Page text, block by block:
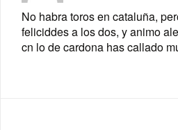
No habra toros en cataluña,
feliciddes a los dos, y animo
cn lo de cardona has callado